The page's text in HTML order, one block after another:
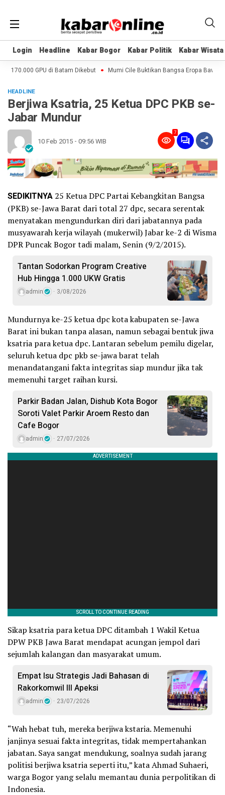
Login Headline Kabar Bogor Kabar Politik Kabar Wisata
Login Headline Kabar Bogor Kabar Politik Kabar Wisata
GPU di Batam Dikebut Mumi Cile Buktikan Bangsa Eropa Bawa
HEADLINE
Berjiwa Ksatria, 25 Ketua DPC PKB se-
Jabar Mundur
10 Feb 2015 - 09:56 WIB
7
SEDIKITNYA 25 Ketua DPC Partai Kebangkitan Bangsa
(PKB) se-Jawa Barat dari total 27 dpc, secara serentak
menyatakan mengundurkan diri dari jabatannya pada
musyawarah kerja wilayah (mukerwil) Jabar ke-2 di Wisma
DPR Puncak Bogor tadi malam, Senin (9/2/2015).
Tantan Sodorkan Program Creative
Hub Hingga 1.000 UKW Gratis
admin 3/08/2026
Mundurnya ke-25 ketua dpc kota kabupaten se-Jawa
Barat ini bukan tanpa alasan, namun sebagai bentuk jiwa
ksatria para ketua dpc. Lantaran sebelum pemilu digelar,
seluruh ketua dpc pkb se-jawa barat telah
menandatangani fakta integritas siap mundur jika tak
memenuhi target raihan kursi.
Parkir Badan Jalan, Dishub Kota Bogor
Soroti Valet Parkir Aroem Resto dan
Cafe Bogor
admin 27/07/2026
Sikap ksatria para ketua DPC ditambah 1 Wakil Ketua
DPW PKB Jawa Barat mendapat acungan jempol dari
sejumlah kalangan dan masyarakat umum.
Empat Isu Strategis Jadi Bahasan di
Rakorkomwil III Apeksi
admin 23/07/2026
“Wah hebat tuh, mereka berjiwa kstaria. Memenuhi
janjinya sesuai fakta integritas, tidak mempertahankan
jabatan. Saya sangat mendukung, soalnya sudah jarang
politisi berjiwa ksatria seperti itu,” kata Ahmad Suhaeri,
warga Bogor yang selalu memantau dunia perpolitikan di
Indonesia.